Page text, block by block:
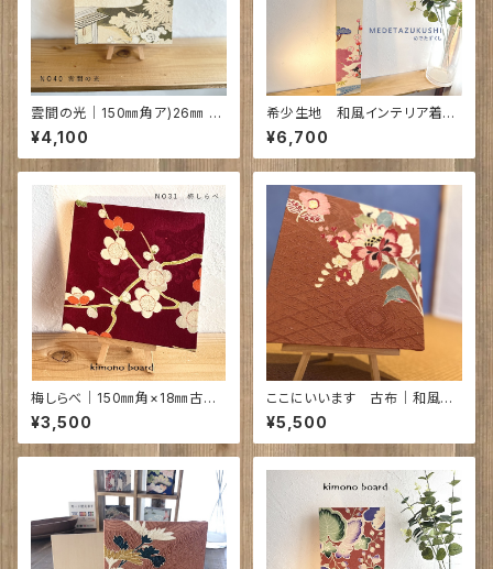
雲間の光｜150㎜角ア)26㎜ 古
布 NO40
¥4,100
希少生地 和風インテリア着物
アート｜めでたづくし ｜720×9
5×18㎜
¥6,700
梅しらべ｜150㎜角×18㎜古布
NO31
¥3,500
ここにいいます 古布｜和風イ
ンテリア size 21cm×21㎝D
３㎝ NO56
¥5,500